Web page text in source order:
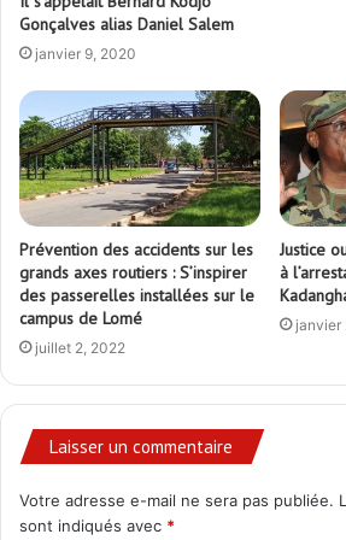
Prévention des accidents sur les
grands axes routiers : S’inspirer
des passerelles installées sur le
campus de Lomé
juillet 2, 2022
Justice
à
Laisser un commentaire
Votre adresse e-mail ne sera pas publiée.
sont indiqués avec
C
o